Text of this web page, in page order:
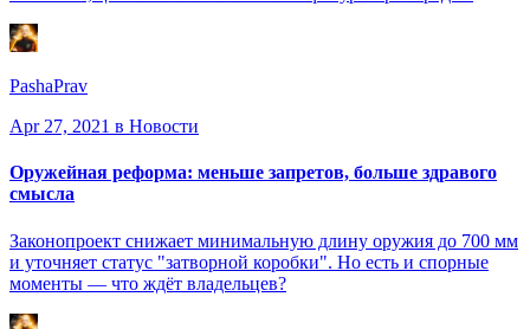
PashaPrav
Apr 27, 2021 в Новости
Оружейная реформа: меньше запретов, больше здравого
смысла
Законопроект снижает минимальную длину оружия до 700 мм
и уточняет статус "затворной коробки". Но есть и спорные
моменты — что ждёт владельцев?